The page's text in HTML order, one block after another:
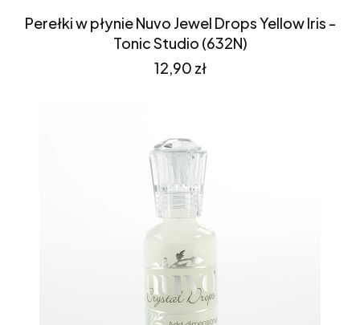
Perełki w płynie Nuvo Jewel Drops Yellow Iris -
Tonic Studio (632N)
Cena
12,90 zł